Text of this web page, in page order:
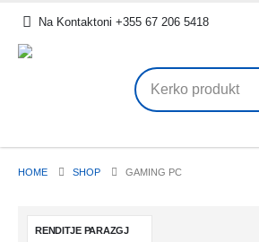
Na Kontaktoni +355 67 206 5418
HOME SHOP GAMING PC